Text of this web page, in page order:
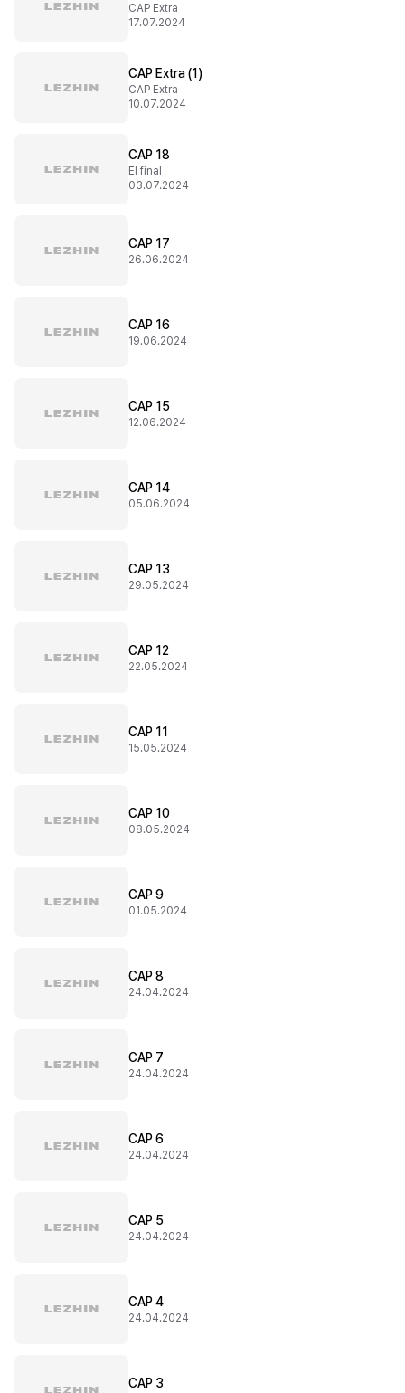
CAP Extra
17.07.2024
CAP Extra (1)
CAP Extra
10.07.2024
CAP 18
El final
03.07.2024
CAP 17
26.06.2024
CAP 16
19.06.2024
CAP 15
12.06.2024
CAP 14
05.06.2024
CAP 13
29.05.2024
CAP 12
22.05.2024
CAP 11
15.05.2024
CAP 10
08.05.2024
CAP 9
01.05.2024
CAP 8
24.04.2024
CAP 7
24.04.2024
CAP 6
24.04.2024
CAP 5
24.04.2024
CAP 4
24.04.2024
CAP 3